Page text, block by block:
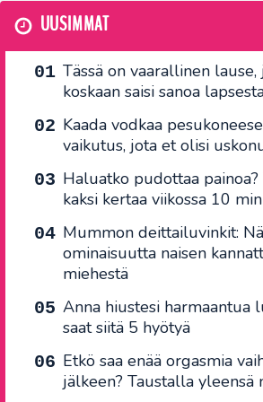
UUSIMMAT
Tässä on vaarallinen
koskaan saisi sanoa
Kaada vodkaa
vaikutus, jota et olisi
Haluatko pudottaa painoa?
kaksi kertaa viikossa 10
Mummon deittailuvinkit:
ominaisuutta naisen
miehestä
Anna hiustesi harmaantua
saat siitä 5 hyötyä
Etkö saa enää orgasmia
jälkeen? Taustalla yleensä